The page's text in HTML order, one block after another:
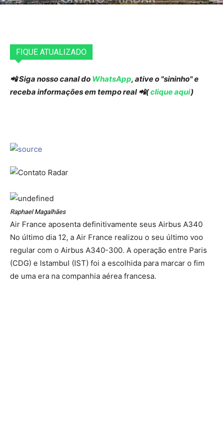
FIQUE ATUALIZADO
📲 Siga nosso canal do WhatsApp, ative o "sininho" e
receba informações em tempo real 📲(clique aqui)
Raphael Magalhães
Air France aposenta definitivamente seus Airbus A340
No último dia 12, a Air France realizou o seu último voo
regular com o Airbus A340-300. A operação entre Paris
(CDG) e Istambul (IST) foi a escolhida para marcar o fim
de uma era na companhia aérea francesa.